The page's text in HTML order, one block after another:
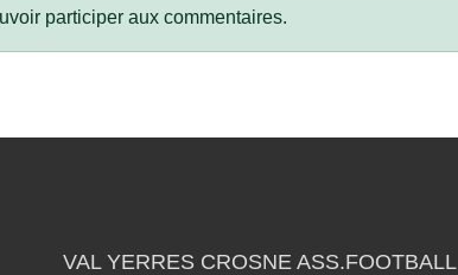
participer aux commentaires.
VAL YERRES CROSNE ASS.FOOTBALL